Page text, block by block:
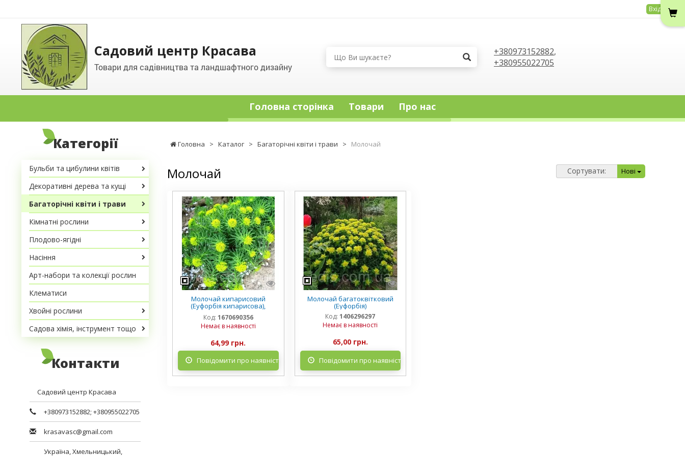
Вхід
Садовий центр Красава
Товари для садівництва та ландшафтного дизайну
+380973152882,
+380955022705
Головна сторінка Товари Про нас
Головна > Каталог > Багаторічні квіти і трави > Молочай
Молочай Сортувати: Нові
Молочай кипарисовий
(Еуфорбія кипарисова),
саджанець
Код: 1670690356
Немає в наявності
64,99 грн.
Повідомити про наявність
Молочай багатоквітковий
(Еуфорбія)
Код: 1406296297
Немає в наявності
65,00 грн.
Повідомити про наявність
Категорії
Бульби та цибулини квітів
Декоративні дерева та кущі
Багаторічні квіти і трави
Кімнатні рослини
Плодово-ягідні
Насіння
Арт-набори та колекції рослин
Клематиси
Хвойні рослини
Садова хімія, інструмент тощо
Контакти
Садовий центр Красава
+380973152882; +380955022705
krasavasc@gmail.com
Україна,Хмельницький,